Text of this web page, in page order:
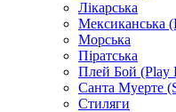
Лікарська
Мексиканська
Морська
Піратська
Плей Бой (Play
Санта Муерте
Стиляги